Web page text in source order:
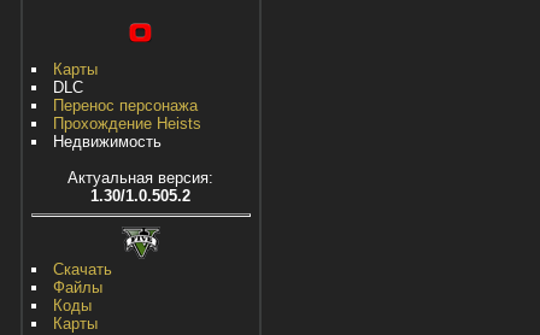
Карты
DLC
Перенос персонажа
Прохождение Heists
Недвижимость
Актуальная версия:
1.30/1.0.505.2
Скачать
Файлы
Коды
Карты